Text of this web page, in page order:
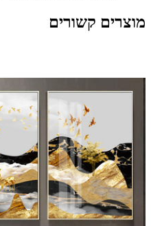
מוצרים קשורים